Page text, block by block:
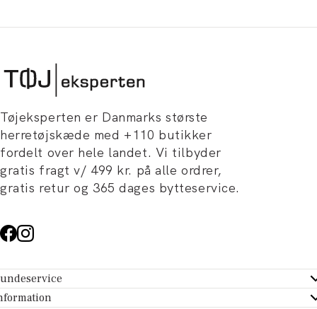
Tøjeksperten er Danmarks største
herretøjskæde med +110 butikker
fordelt over hele landet. Vi tilbyder
gratis fragt v/ 499 kr. på alle ordrer,
gratis retur og 365 dages bytteservice.
- Hjælpecenter